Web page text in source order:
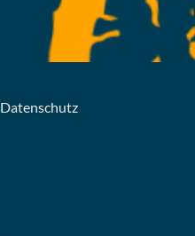
Datenschutz